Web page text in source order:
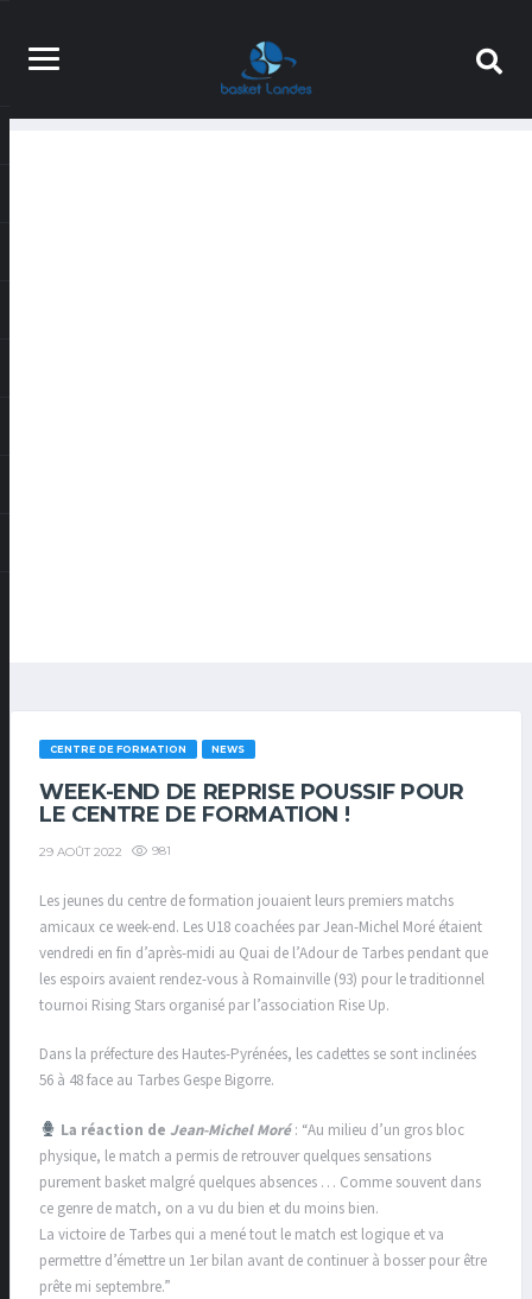
CENTRE DE FORMATION NEWS
WEEK-END DE REPRISE POUSSIF POUR
LE CENTRE DE FORMATION !
29 AOÛT 2022 981
Les jeunes du centre de formation jouaient leurs premiers matchs
amicaux ce week-end. Les U18 coachées par Jean-Michel Moré étaient
vendredi en fin d’après-midi au Quai de l’Adour de Tarbes pendant que
les espoirs avaient rendez-vous à Romainville (93) pour le traditionnel
tournoi Rising Stars organisé par l’association Rise Up.
Dans la préfecture des Hautes-Pyrénées, les cadettes se sont inclinées
56 à 48 face au Tarbes Gespe Bigorre.
La réaction de Jean-Michel Moré: “Au milieu d’un gros bloc
physique, le match a permis de retrouver quelques sensations
purement basket malgré quelques absences … Comme souvent dans
ce genre de match, on a vu du bien et du moins bien.
La victoire de Tarbes qui a mené tout le match est logique et va
permettre d’émettre un 1er bilan avant de continuer à bosser pour être
prête mi septembre.”